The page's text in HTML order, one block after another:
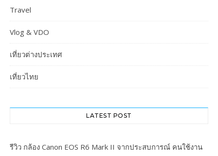
Travel
Vlog & VDO
เที่ยวต่างประเทศ
เที่ยวไทย
LATEST POST
รีวิว กล้อง Canon EOS R6 Mark II จากประสบการณ์ คนใช้งาน